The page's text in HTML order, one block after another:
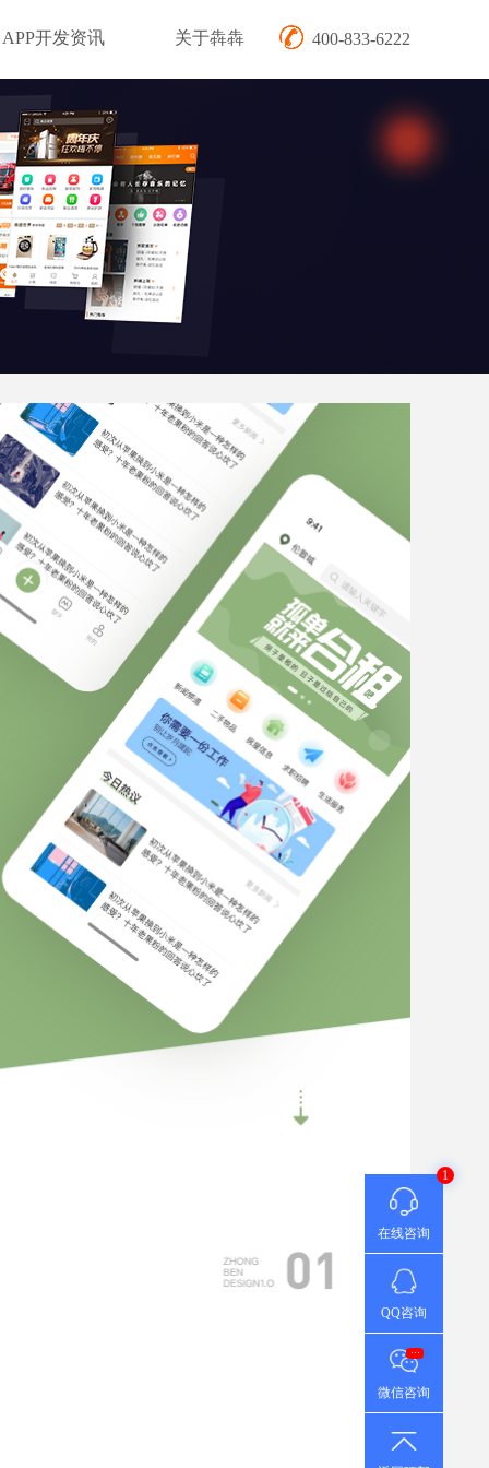
400-833-6222
APP开发资讯 关于犇犇
1
在线咨询
QQ咨询
...
微信咨询